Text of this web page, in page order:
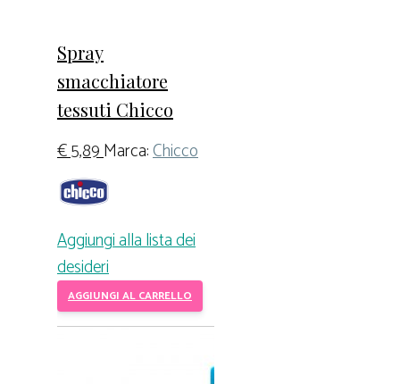
Spray
smacchiatore
tessuti Chicco
€5,89Marca:Chicco
Aggiungi alla lista dei
desideri
AGGIUNGI AL CARRELLO